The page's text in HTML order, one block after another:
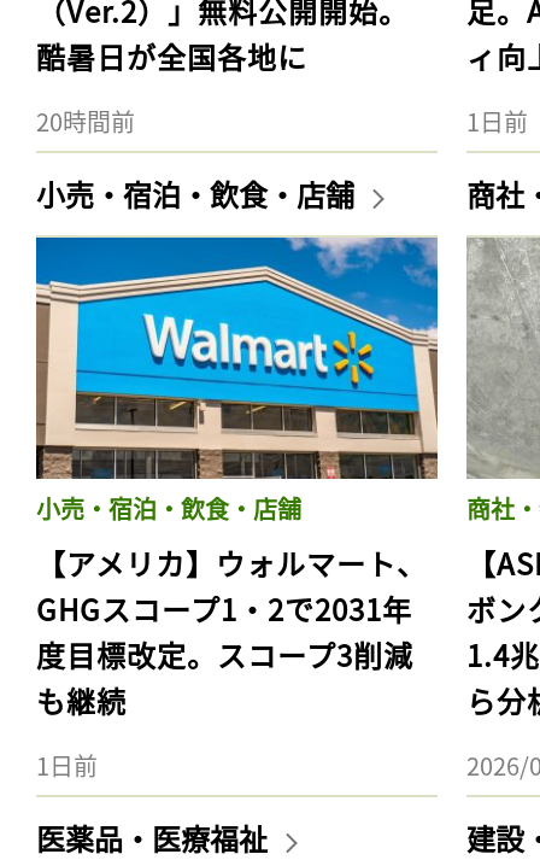
（Ver.2）」無料公開開始。
酷暑日が全国各地に
20時間前
足。
ィ向
1日前
小売・宿泊・飲食・店舗
小売・宿泊・飲食・店舗
【アメリカ】ウォルマート、
GHGスコープ1・2で2031年
度目標改定。スコープ3削減
も継続
1日前
商社
商社
【
ボン
1.4
ら分
2026/
医薬品・医療福祉 建設